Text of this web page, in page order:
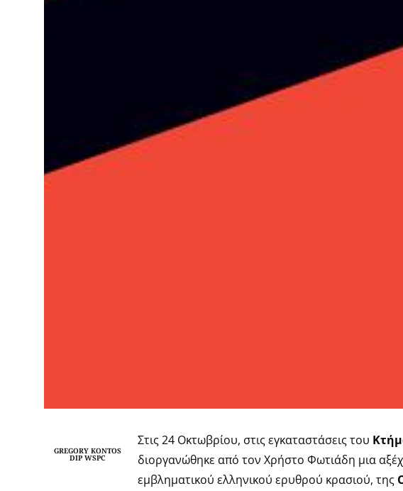
GREGORY KONTOS
DIP WSPC
Στις 24 Οκτωβρίου, στις εγκαταστάσεις του
διοργανώθηκε από τον Χρήστο Φωτιάδη μια
εμβληματικού ελληνικού ερυθρού κρασιού, της